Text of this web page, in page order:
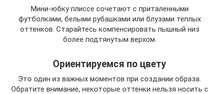
Мини-юбку плиссе сочетают с приталенными
футболками, белыми рубашками или блузами теплых
оттенков. Старайтесь компенсировать пышный низ
более подтянутым верхом.
Ориентируемся по цвету
Это один из важных моментов при создании образа.
Обратите внимание, некоторые оттенки нельзя носить с